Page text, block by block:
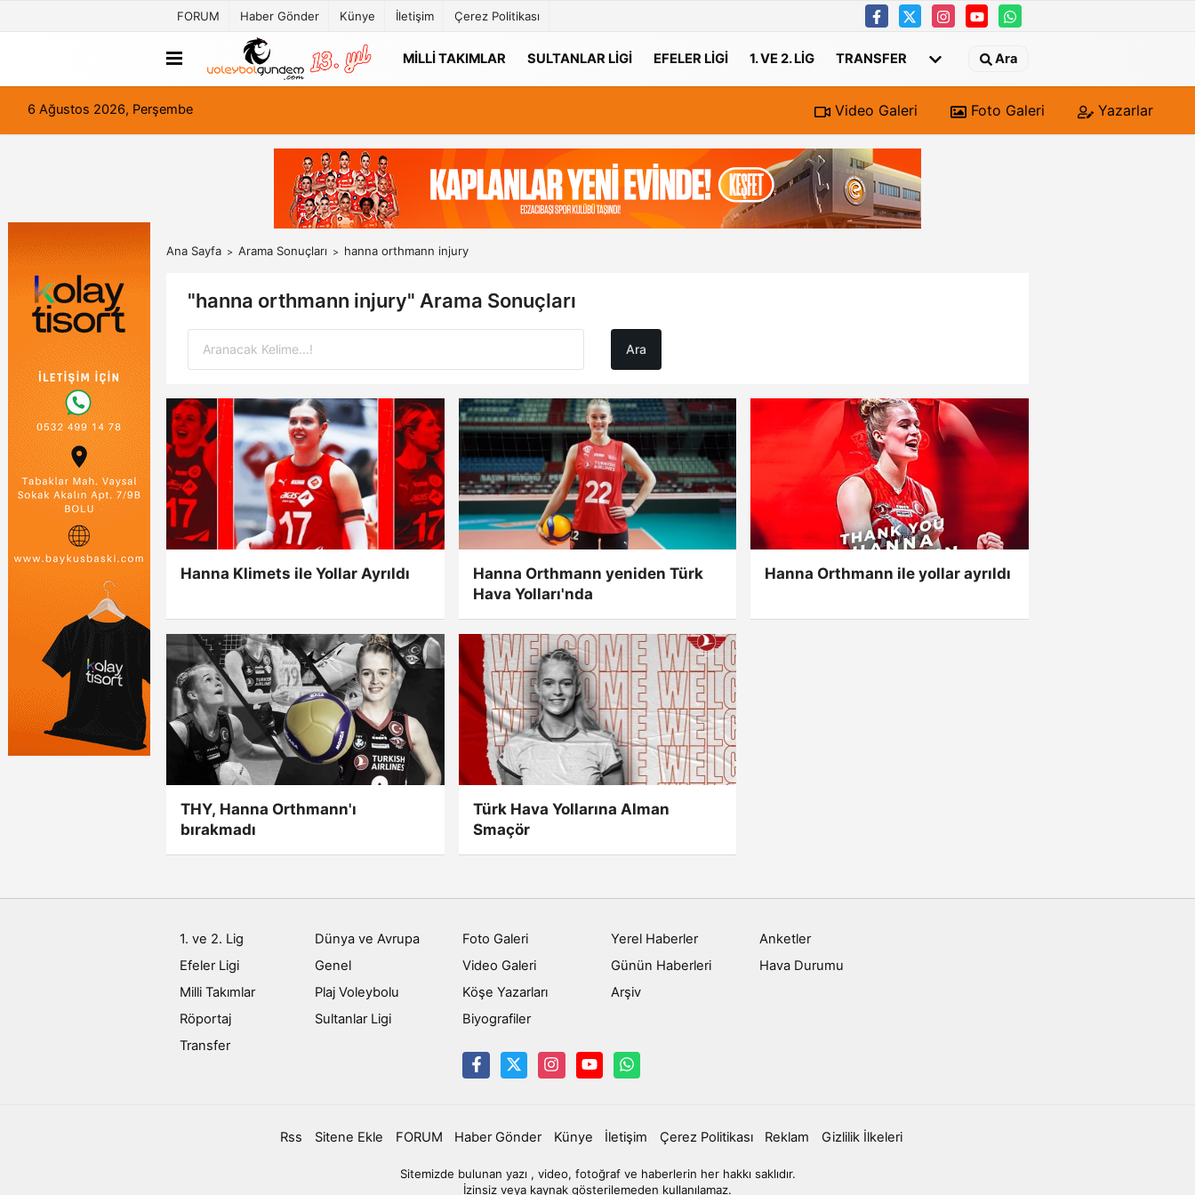
FORUM Haber Gönder Künye İletişim Çerez Politikası
MILLI TAKIMLAR SULTANLAR LIGI EFELER LIGI 1. VE 2. LIG TRANSFER Ara
6 Ağustos 2026, Perşembe Video Galeri Foto Galeri Yazarlar
Ana Sayfa Arama Sonuçları hanna orthmann injury
"hanna orthmann injury" Arama Sonuçları
Hanna Klimets ile Yollar Ayrıldı
Hanna Orthmann yeniden Türk
Hava Yolları'nda
Hanna Orthmann ile yollar ayrıldı
THY, Hanna Orthmann'ı
bırakmadı
Türk Hava Yollarına Alman
Smaçör
1. ve 2. Lig
Dünya ve Avrupa
Efeler Ligi
Genel
Milli Takımlar
Plaj Voleybolu
Röportaj
Sultanlar Ligi
Transfer
Foto Galeri
Video Galeri
Köşe Yazarları
Biyografiler
Yerel Haberler
Günün Haberleri
Arşiv
Anketler
Hava Durumu
Rss Sitene Ekle FORUM Haber Gönder Künye İletişim Çerez Politikası Reklam Gizlilik İlkeleri
Sitemizde bulunan yazı , video, fotoğraf ve haberlerin her hakkı saklıdır.
İzinsiz veya kaynak gösterilemeden kullanılamaz.